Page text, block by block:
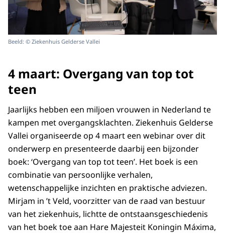
Beeld: © Ziekenhuis Gelderse Vallei
4 maart: Overgang van top tot
teen
Jaarlijks hebben een miljoen vrouwen in Nederland te
kampen met overgangsklachten. Ziekenhuis Gelderse
Vallei organiseerde op 4 maart een webinar over dit
onderwerp en presenteerde daarbij een bijzonder
boek: ‘Overgang van top tot teen’. Het boek is een
combinatie van persoonlijke verhalen,
wetenschappelijke inzichten en praktische adviezen.
Mirjam in ’t Veld, voorzitter van de raad van bestuur
van het ziekenhuis, lichtte de ontstaansgeschiedenis
van het boek toe aan Hare Majesteit Koningin Máxima,